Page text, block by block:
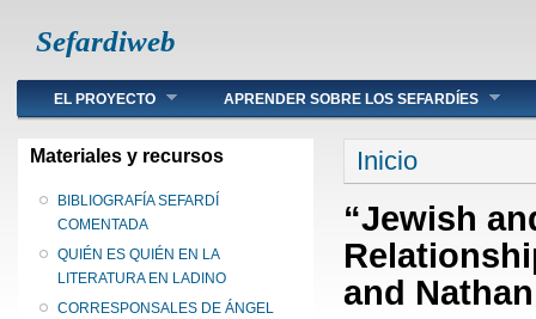
Sefardiweb
Main menu
EL PROYECTO APRENDER SOBRE LOS SEFARDÍES
Materiales y recursos
BIBLIOGRAFÍA SEFARDÍ
COMENTADA
QUIÉN ES QUIÉN EN LA
LITERATURA EN LADINO
CORRESPONSALES DE ÁNGEL
Se encuentra
Inicio
“Jewish
and